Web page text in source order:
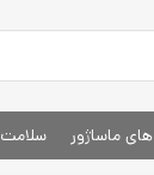
ماساژور